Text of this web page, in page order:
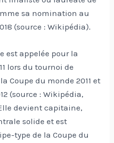
sa nomination au
(source : Wikipédia).
est appelée pour la
lors du tournoi de
Coupe du monde 2011 et
(source : Wikipédia,
devient capitaine,
solide et est
type de la Coupe du